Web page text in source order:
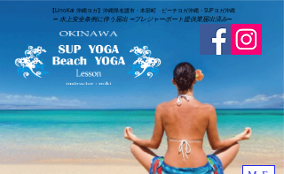
​【LinoKai 沖縄ヨガ】沖縄県名護市・本部町 ビーチヨガ沖縄・SUPヨガ沖縄
➖ 水上安全条例に伴う届出 ➖​プレジャーボート提供業届出済み➖